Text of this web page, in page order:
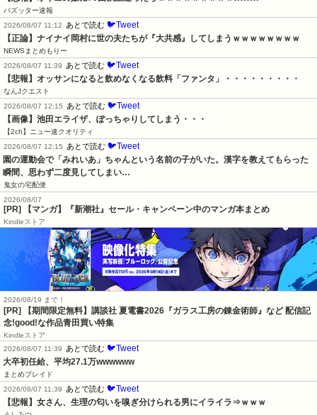
バズッター速報
2026/08/07 11:12
あとで読む 🐦Tweet
【正論】ナイナイ岡村に世の夫たちが『大共感』してしまうｗｗｗｗｗｗｗｗ
NEWSまとめもりー
2026/08/07 11:39
あとで読む 🐦Tweet
【悲報】オッサンになると飲めなくなる飲料「ファンタ」・・・・・・・・・
なんJクエスト
2026/08/07 12:15
あとで読む 🐦Tweet
【画像】池田エライザ、ぽっちゃりしてしまう・・・
【2ch】ニュー速クオリティ
2026/08/07 12:15
あとで読む 🐦Tweet
園の運動会で「みれいあ」ちゃんという名前の子がいた。漢字を教えてもらった
瞬間、思わず二度見してしまい…
鬼女の宅配便
2026/08/07
[PR] 【マンガ】『新潮社』セール・キャンペーン中のマンガ本まとめ
Kindleストア
2026/08/19 まで！
[PR] 【期間限定無料】講談社 夏電書2026『ガラス工房の錬金術師』など 配信記
念!good!な作品青田買い特集
Kindleストア
2026/08/07 11:39
あとで読む 🐦Tweet
大卒初任給、平均27.1万wwwwww
まとめブレイド
2026/08/07 11:39
あとで読む 🐦Tweet
【悲報】女さん、生理の匂いを嗅ぎ分けられる男にイライラ⇒ｗｗｗ